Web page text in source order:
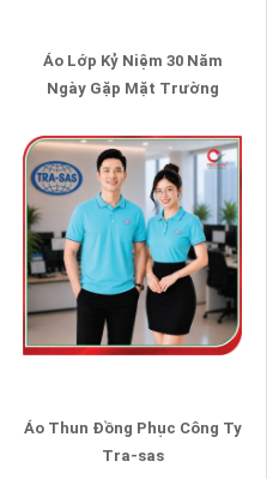
Áo Lớp Kỷ Niệm 30 Năm
Ngày Gặp Mặt Trường
Áo Thun Đồng Phục Công Ty
Tra-sas